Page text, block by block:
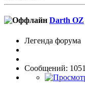
Darth OZ
Легенда форума
Сообщений: 1051